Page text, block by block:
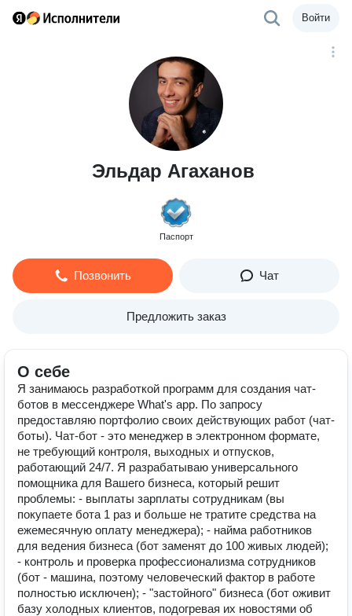
Войти
Эльдар Агаханов
Паспорт
Позвонить Чат
Предложить заказ
О себе
Я занимаюсь разработкой программ для создания чат-
ботов в мессенджере What's app. По запросу
предоставляю портфолио своих действующих работ (чат-
боты). Чат-бот - это менеджер в электронном формате,
не требующий контроля, выходных и отпусков,
работающий 24/7. Я разрабатываю универсального
помощника для Вашего бизнеса, который решит
проблемы: - выплаты зарплаты сотрудникам (вы
покупаете бота 1 раз и больше не тратите средства на
ежемесячную оплату менеджера); - найма работников
для ведения бизнеса (бот заменят до 100 живых людей);
- контроль и проверка профессионализма сотрудников
(бот - машина, поэтому человеческий фактор в работе
полностью исключен); - "застойного" бизнеса (бот оживит
базу холодных клиентов, подогревая их новостями об